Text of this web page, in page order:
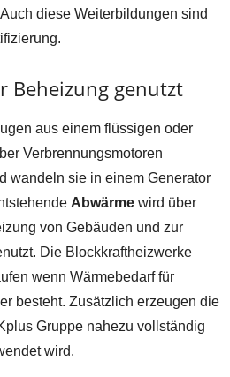
diese Weiterbildungen sind
Beheizung genutzt
aus einem flüssigen oder
Verbrennungsmotoren
wandeln sie in einem Generator
Abwärme wird über
von Gebäuden und zur
Die Blockkraftheizwerke
wenn Wärmebedarf für
besteht. Zusätzlich erzeugen die
Gruppe nahezu vollständig
wird.